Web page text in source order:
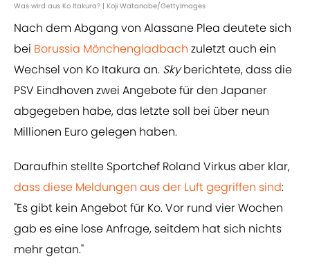
Was wird aus Ko Itakura? | Koji Watanabe/GettyImages
Nach dem Abgang von Alassane Plea deutete sich
bei Borussia Mönchengladbach zuletzt auch ein
Wechsel von Ko Itakura an. Skyberichtete, dass die
PSV Eindhoven zwei Angebote für den Japaner
abgegeben habe, das letzte soll bei über neun
Millionen Euro gelegen haben.
Daraufhin stellte Sportchef Roland Virkus aber klar,
dass diese Meldungen aus der Luft gegriffen sind:
"Es gibt kein Angebot für Ko. Vor rund vier Wochen
gab es eine lose Anfrage, seitdem hat sich nichts
mehr getan."